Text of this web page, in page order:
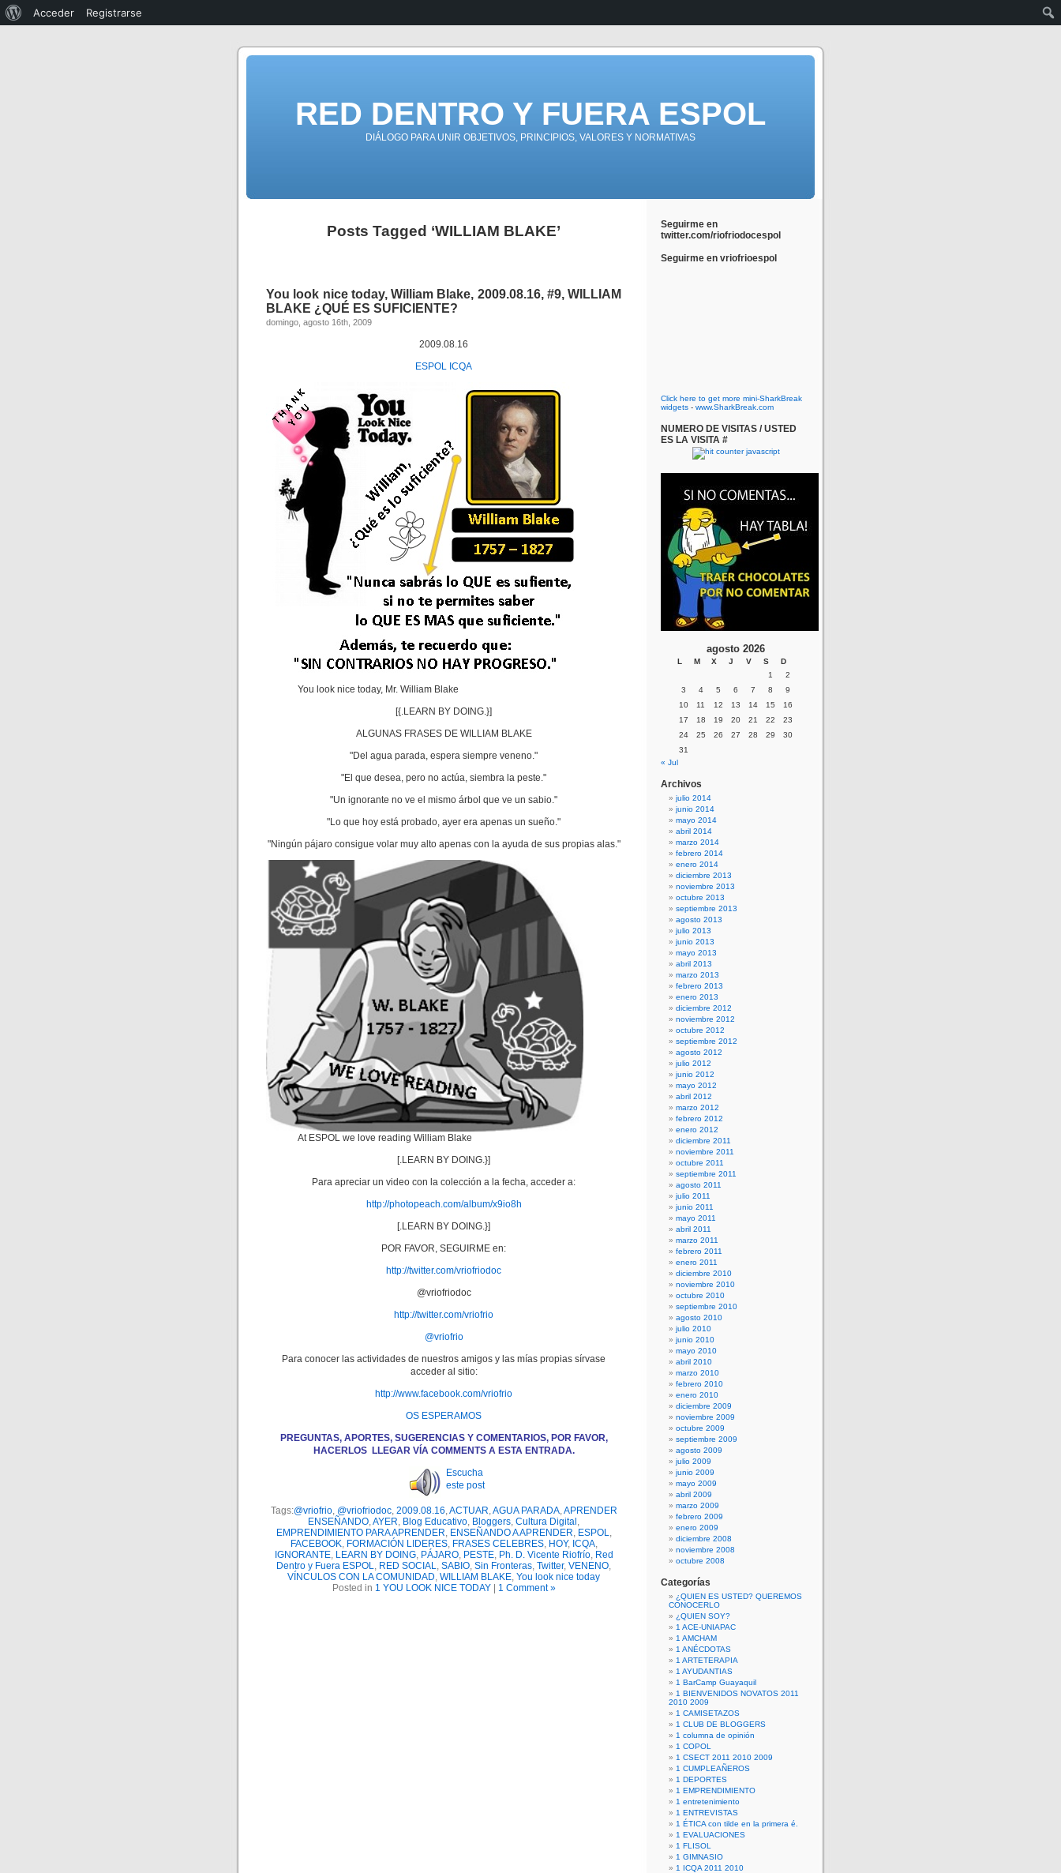
RED DENTRO Y FUERA ESPOL
DIÁLOGO PARA UNIR OBJETIVOS, PRINCIPIOS, VALORES Y NORMATIVAS
Posts Tagged ‘WILLIAM BLAKE’
You look nice today, William Blake, 2009.08.16, #9, WILLIAM
BLAKE ¿QUÉ ES SUFICIENTE?
domingo, agosto 16th, 2009
2009.08.16
ESPOL ICQA
You look nice today, Mr. William Blake
[{.LEARN BY DOING.}]
ALGUNAS FRASES DE WILLIAM BLAKE
"Del agua parada, espera siempre veneno."
"El que desea, pero no actúa, siembra la peste."
"Un ignorante no ve el mismo árbol que ve un sabio."
"Lo que hoy está probado, ayer era apenas un sueño."
"Ningún pájaro consigue volar muy alto apenas con la ayuda de sus propias alas."
At ESPOL we love reading William Blake
[.LEARN BY DOING.}]
Para apreciar un video con la colección a la fecha, acceder a:
http://photopeach.com/album/x9io8h
[.LEARN BY DOING.}]
POR FAVOR, SEGUIRME en:
http://twitter.com/vriofriodoc
@vriofriodoc
http://twitter.com/vriofrio
@vriofrio
Para conocer las actividades de nuestros amigos y las mías propias sírvase
acceder al sitio:
http://www.facebook.com/vriofrio
OS ESPERAMOS
PREGUNTAS, APORTES, SUGERENCIAS Y COMENTARIOS, POR FAVOR,
HACERLOS LLEGAR VÍA COMMENTS A ESTA ENTRADA.
Escucha
este post
Tags:@vriofrio, @vriofriodoc, 2009.08.16,ACTUAR,AGUA PARADA,APRENDER
ENSEÑANDO,AYER, Blog Educativo, Bloggers, Cultura Digital ,
EMPRENDIMIENTO PARA APRENDER, ENSEÑANDO A APRENDER, ESPOL,
FACEBOOK, FORMACIÓN LIDERES, FRASES CELEBRES, HOY, ICQA,
IGNORANTE, LEARN BY DOING, PÁJARO, PESTE, Ph. D. Vicente Riofrío, Red
Dentro y Fuera ESPOL, RED SOCIAL, SABIO, Sin Fronteras, Twitter, VENENO,
VÍNCULOS CON LA COMUNIDAD, WILLIAM BLAKE, You look nice today
Posted in 1 YOU LOOK NICE TODAY| 1 Comment »
Seguirme en
twitter.com/riofriodocespol
Seguirme en vriofrioespol
Click here to get more mini-SharkBreak
widgets - www.SharkBreak.com
NUMERO DE VISITAS / USTED
ES LA VISITA #
agosto 2026
L M X J V S
D
1
2
3
4 5 6 7 8
9
10
11 12 13 14 15
16
17
18 19 20 21 22
23
24
25 26 27 28 29
30
31
« Jul
Archivos
julio 2014
junio 2014
mayo 2014
abril 2014
marzo 2014
febrero 2014
enero 2014
diciembre 2013
noviembre 2013
octubre 2013
septiembre 2013
agosto 2013
julio 2013
junio 2013
mayo 2013
abril 2013
marzo 2013
febrero 2013
enero 2013
diciembre 2012
noviembre 2012
octubre 2012
septiembre 2012
agosto 2012
julio 2012
junio 2012
mayo 2012
abril 2012
marzo 2012
febrero 2012
enero 2012
diciembre 2011
noviembre 2011
octubre 2011
septiembre 2011
agosto 2011
julio 2011
junio 2011
mayo 2011
abril 2011
marzo 2011
febrero 2011
enero 2011
diciembre 2010
noviembre 2010
octubre 2010
septiembre 2010
agosto 2010
julio 2010
junio 2010
mayo 2010
abril 2010
marzo 2010
febrero 2010
enero 2010
diciembre 2009
noviembre 2009
octubre 2009
septiembre 2009
agosto 2009
julio 2009
junio 2009
mayo 2009
abril 2009
marzo 2009
febrero 2009
enero 2009
diciembre 2008
noviembre 2008
octubre 2008
Categorías
¿QUIEN ES USTED? QUEREMOS
CONOCERLO
¿QUIEN SOY?
1 ACE-UNIAPAC
1 AMCHAM
1 ANÉCDOTAS
1 ARTETERAPIA
1 AYUDANTIAS
1 BarCamp Guayaquil
1 BIENVENIDOS NOVATOS 2011
2010 2009
1 CAMISETAZOS
1 CLUB DE BLOGGERS
1 columna de opinión
1 COPOL
1 CSECT 2011 2010 2009
1 CUMPLEAÑEROS
1 DEPORTES
1 EMPRENDIMIENTO
1 entretenimiento
1 ENTREVISTAS
1 ÉTICA con tilde en la primera é.
1 EVALUACIONES
1 FLISOL
1 GIMNASIO
1 ICQA 2011 2010
Acceder Registrarse